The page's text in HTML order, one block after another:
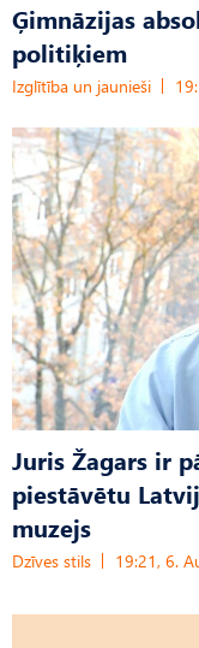
Ģimnāzijas
politiķiem
Izglītība un jaunieši
Juris Žagars ir
piestāvētu
muzejs
Dzīves stils 19:21, 6.